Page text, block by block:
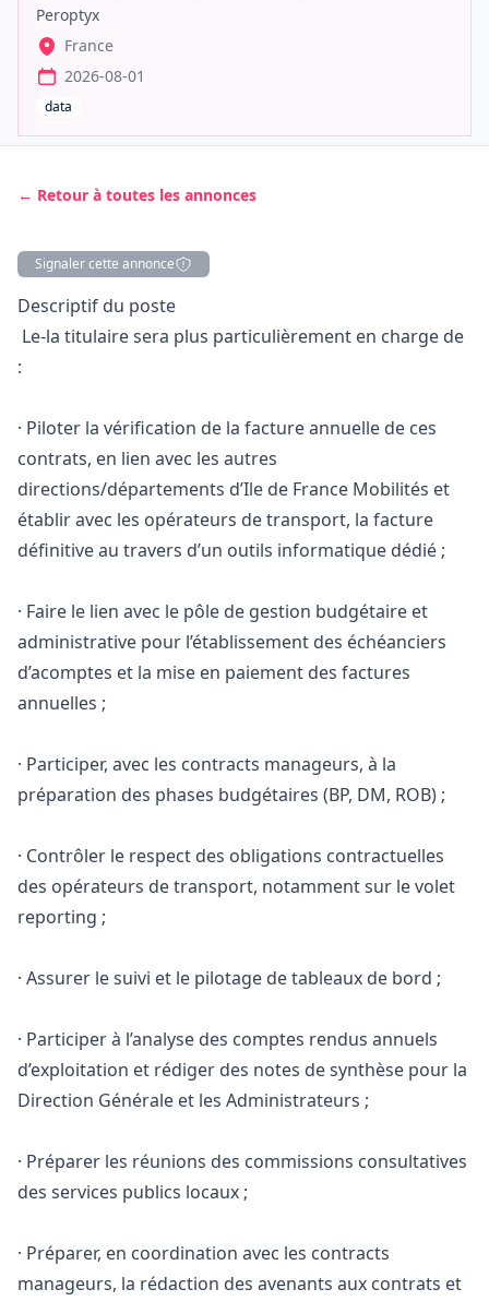
Peroptyx
France
2026-08-01
data
← Retour à toutes les annonces
Signaler cette annonce
Description
Descriptif du poste
Le-la titulaire sera plus particulièrement en charge de
:
· Piloter la vérification de la facture annuelle de ces
contrats, en lien avec les autres
directions/départements d’Ile de France Mobilités et
établir avec les opérateurs de transport, la facture
définitive au travers d’un outils informatique dédié ;
· Faire le lien avec le pôle de gestion budgétaire et
administrative pour l’établissement des échéanciers
d’acomptes et la mise en paiement des factures
annuelles ;
· Participer, avec les contracts manageurs, à la
préparation des phases budgétaires (BP, DM, ROB) ;
· Contrôler le respect des obligations contractuelles
des opérateurs de transport, notamment sur le volet
reporting ;
· Assurer le suivi et le pilotage de tableaux de bord ;
· Participer à l’analyse des comptes rendus annuels
d’exploitation et rédiger des notes de synthèse pour la
Direction Générale et les Administrateurs ;
· Préparer les réunions des commissions consultatives
des services publics locaux ;
· Préparer, en coordination avec les contracts
manageurs, la rédaction des avenants aux contrats et